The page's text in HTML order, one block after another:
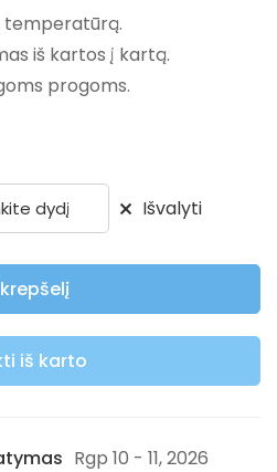
temperatūrą.
iš kartos į kartą.
progoms.
Išvalyti
iš karto
Rgp 10 - 11, 2026